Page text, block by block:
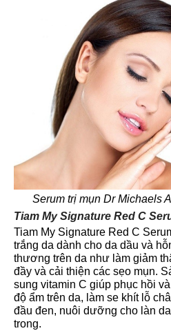
Serum trị mụn Dr Michaels
Tiam My Signature Red C
Tiam My Signature Red C
trắng da dành cho da dầu và
thương trên da như làm giảm
đầy và cải thiện các sẹo mụn.
sung vitamin C giúp phục hồi
độ ẩm trên da, làm se khít lỗ
đầu đen, nuôi dưỡng cho làn
trong.